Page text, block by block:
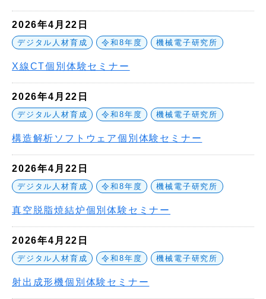
2026年4月22日
デジタル人材育成 令和8年度 機械電子研究所
X線CT個別体験セミナー
2026年4月22日
デジタル人材育成 令和8年度 機械電子研究所
構造解析ソフトウェア個別体験セミナー
2026年4月22日
デジタル人材育成 令和8年度 機械電子研究所
真空脱脂焼結炉個別体験セミナー
2026年4月22日
デジタル人材育成 令和8年度 機械電子研究所
射出成形機個別体験セミナー